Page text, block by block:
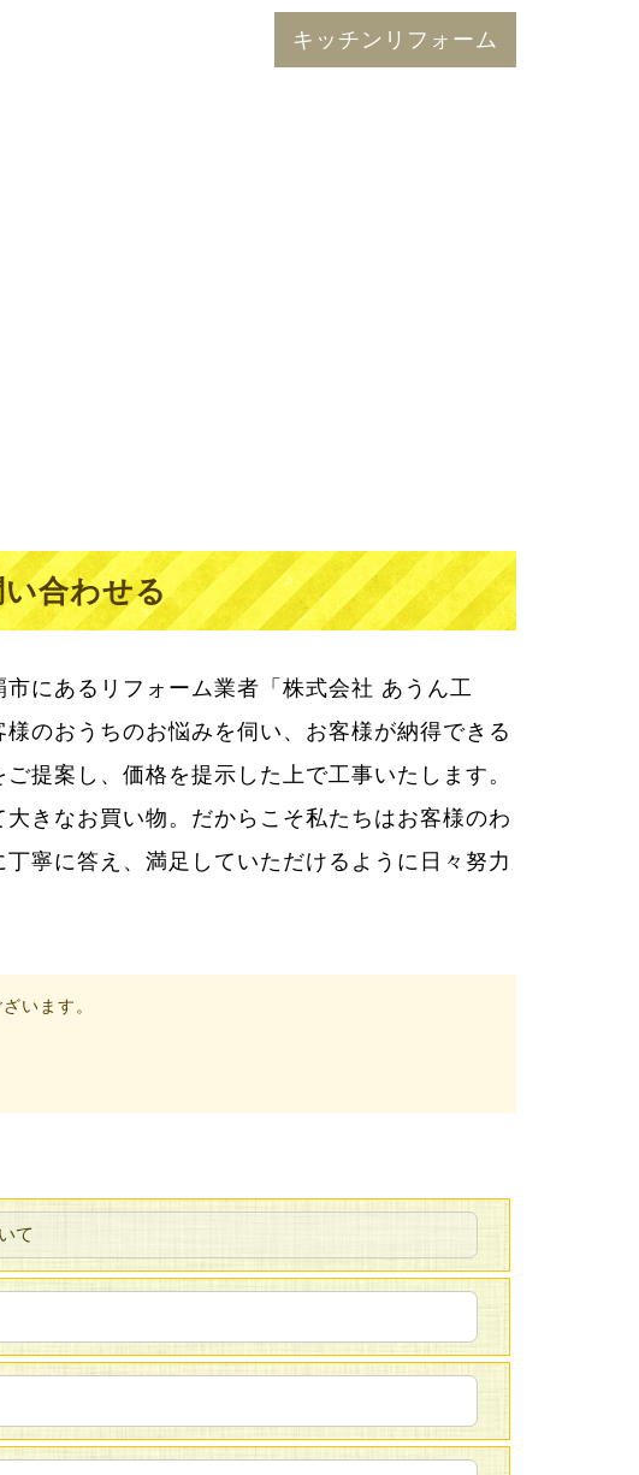
キッチンリフォーム
合わせる
市にあるリフォーム業者「株式会社 あうん工
様のおうちのお悩みを伺い、お客様が納得できる
提案し、価格を提示した上で工事いたします。
います。